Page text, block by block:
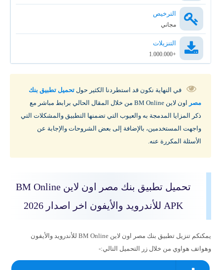
الترخيص
مجاني
التنزيلات
+1.000.000
في النهاية نكون قد استطردنا الكثير حول تحميل تطبيق بنك
مصر
اون لاين BM Online من خلال المقال الحالي برابط مباشر مع
ذكر المزايا المدمجة به والعيوب التي تضمنها التطبيق والمشكلات التي
واجهت المستخدمين، بالإضافة إلى بعض الشروحات والإجابة عن
الأسئلة المكررة عنه.
تحميل تطبيق بنك مصر اون لاين BM Online
APK للأندرويد والأيفون اخر اصدار 2026
يمكنكم تنزيل تطبيق بنك مصر اون لاين BM Online للأندرويد والأيفون
وهواتف هواوي من خلال زر التحميل التالي:-